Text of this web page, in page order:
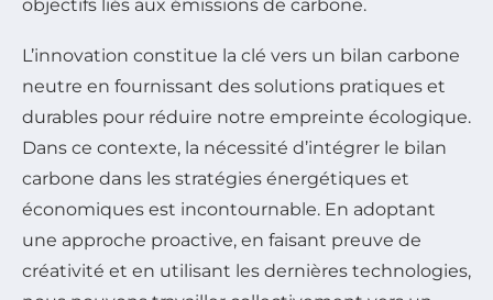
objectifs liés aux émissions de carbone.
L’innovation constitue la clé vers un bilan carbone
neutre en fournissant des solutions pratiques et
durables pour réduire notre empreinte écologique.
Dans ce contexte, la nécessité d’intégrer le bilan
carbone dans les stratégies énergétiques et
économiques est incontournable. En adoptant
une approche proactive, en faisant preuve de
créativité et en utilisant les dernières technologies,